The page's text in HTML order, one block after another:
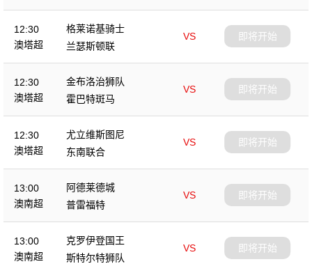
12:30
澳塔超
格莱诺基骑士
VS
兰瑟斯顿联
即将开始
12:30
澳塔超
金布洛治狮队
VS
霍巴特斑马
即将开始
12:30
澳塔超
尤立维斯图尼
VS
东南联合
即将开始
13:00
澳南超
阿德莱德城
VS
普雷福特
即将开始
13:00
澳南超
克罗伊登国王
VS
斯特尔特狮队
即将开始